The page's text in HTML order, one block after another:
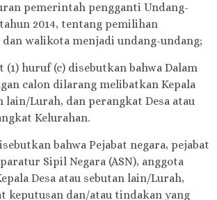
pemerintah pengganti Undang-
2014, tentang pemilihan
walikota menjadi undang-undang;
(1) huruf (c) disebutkan bahwa Dalam
calon dilarang melibatkan Kepala
lain/Lurah, dan perangkat Desa atau
Kelurahan.
bahwa Pejabat negara, pejabat
Sipil Negara (ASN), anggota
Desa atau sebutan lain/Lurah,
keputusan dan/atau tindakan yang